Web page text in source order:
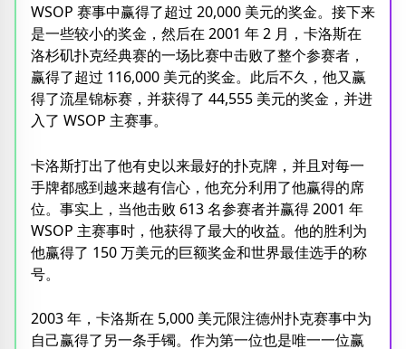
WSOP 赛事中赢得了超过 20,000 美元的奖金。接下来
是一些较小的奖金，然后在 2001 年 2 月，卡洛斯在
洛杉矶扑克经典赛的一场比赛中击败了整个参赛者，
赢得了超过 116,000 美元的奖金。此后不久，他又赢
得了流星锦标赛，并获得了 44,555 美元的奖金，并进
入了 WSOP 主赛事。
卡洛斯打出了他有史以来最好的扑克牌，并且对每一
手牌都感到越来越有信心，他充分利用了他赢得的席
位。事实上，当他击败 613 名参赛者并赢得 2001 年
WSOP 主赛事时，他获得了最大的收益。他的胜利为
他赢得了 150 万美元的巨额奖金和世界最佳选手的称
号。
2003 年，卡洛斯在 5,000 美元限注德州扑克赛事中为
自己赢得了另一条手镯。作为第一位也是唯一一位赢